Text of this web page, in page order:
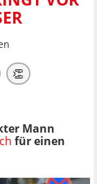
👏
Mann
für einen